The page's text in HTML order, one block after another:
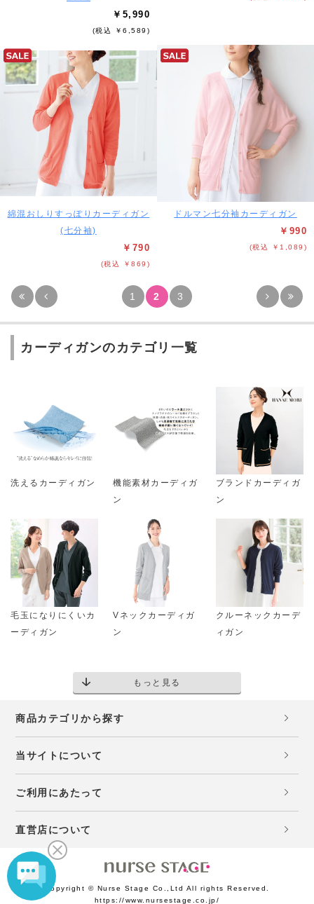
￥5,990
(税込 ￥6,589)
綿混おしりすっぽりカーディガン
(七分袖)
￥790
(税込 ￥869)
ドルマン七分袖カーディガン
￥990
(税込 ￥1,089)
1 2 3
カーディガンのカテゴリ一覧
洗えるカーディガン
機能素材カーディガ
ン
ブランドカーディガ
ン
毛玉になりにくいカ
ーディガン
Vネックカーディガ
ン
クルーネックカーデ
ィガン
もっと見る
商品カテゴリから探す
当サイトについて
ご利用にあたって
直営店について
Copyright © Nurse Stage Co.,Ltd All rights Reserved.
https://www.nursestage.co.jp/